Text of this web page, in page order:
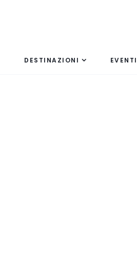
DESTINAZIONI EVENTI